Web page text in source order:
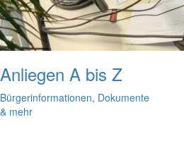
Anliegen A bis Z
Bürgerinformationen, Dokumente
& mehr